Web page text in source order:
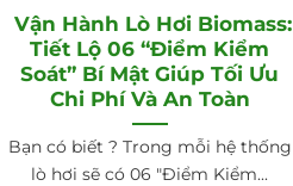
Vận Hành Lò Hơi Biomass:
Tiết Lộ 06 “Điểm Kiểm
Soát” Bí Mật Giúp Tối Ưu
Chi Phí Và An Toàn
Bạn có biết ? Trong mỗi hệ thống
lò hơi sẽ có 06 "Điểm Kiểm...